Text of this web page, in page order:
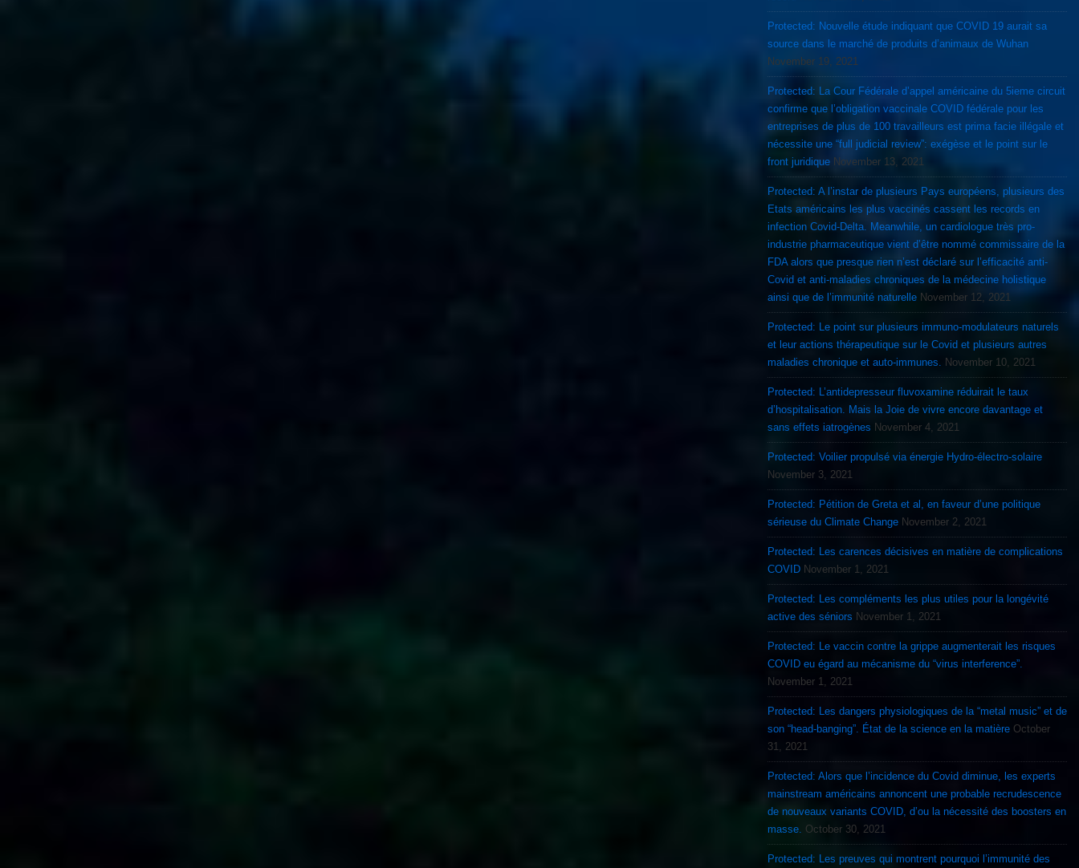
Protected: Nouvelle étude indiquant que COVID 19 aurait sa
source dans le marché de produits d’animaux de Wuhan
November 19, 2021
Protected: La Cour Fédérale d’appel américaine du 5ieme circuit
confirme que l’obligation vaccinale COVID fédérale pour les
entreprises de plus de 100 travailleurs est prima facie illégale et
nécessite une “full judicial review”: exégèse et le point sur le
front juridique November 13, 2021
Protected: A l’instar de plusieurs Pays européens, plusieurs des
Etats américains les plus vaccinés cassent les records en
infection Covid-Delta. Meanwhile, un cardiologue très pro-
industrie pharmaceutique vient d’être nommé commissaire de la
FDA alors que presque rien n’est déclaré sur l’efficacité anti-
Covid et anti-maladies chroniques de la médecine holistique
ainsi que de l’immunité naturelle November 12, 2021
Protected: Le point sur plusieurs immuno-modulateurs naturels
et leur actions thérapeutique sur le Covid et plusieurs autres
maladies chronique et auto-immunes.
November 10, 2021
Protected: L’antidepresseur fluvoxamine réduirait le taux
d’hospitalisation. Mais la Joie de vivre encore davantage et
sans effets iatrogènes November 4, 2021
Protected: Voilier propulsé via énergie Hydro-électro-solaire
November 3, 2021
Protected: Pétition de Greta et al, en faveur d’une politique
sérieuse du Climate Change November 2, 2021
Protected: Les carences décisives en matière de complications
COVID November 1, 2021
Protected: Les compléments les plus utiles pour la longévité
active des séniors November 1, 2021
Protected: Le vaccin contre la grippe augmenterait les risques
COVID eu égard au mécanisme du “virus interference”.
November 1, 2021
Protected: Les dangers physiologiques de la “metal music” et de
son “head-banging”. État de la science en la matière October
31, 2021
Protected: Alors que l’incidence du Covid diminue, les experts
mainstream américains annoncent une probable recrudescence
de nouveaux variants COVID, d’ou la nécessité des boosters en
masse. October 30, 2021
Protected: Les preuves qui montrent pourquoi l’immunité des